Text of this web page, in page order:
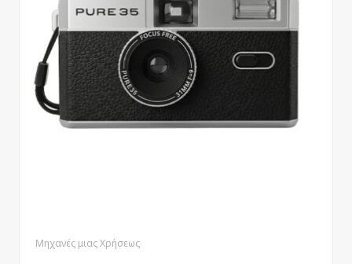
Μηχανές μιας Χρήσεως